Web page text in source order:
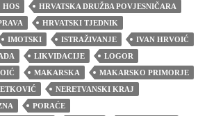
HOS
HRVATSKA DRUŽBA POVJESNIČARA
HRVATSKI TJEDNIK
IMOTSKI ISTRAŽIVANJE
IVAN HRVOIĆ
LIKVIDACIJE
LOGOR
MAKARSKA
MAKARSKO PRIMORJE
NERETVANSKI KRAJ
PORAĆE